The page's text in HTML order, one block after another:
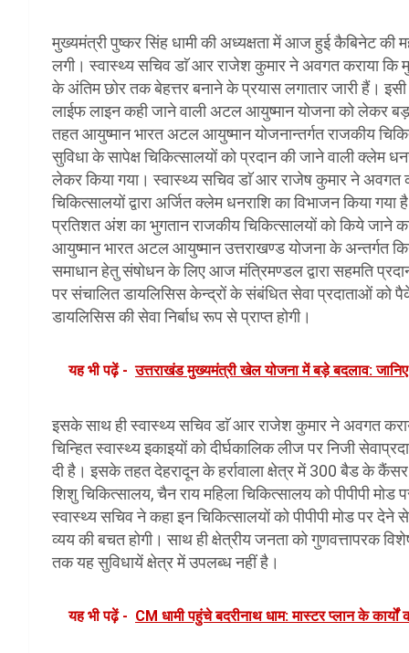
मुख्यमंत्री पुष्कर सिंह धामी की अध्यक्षता में आज हुई कैबिनेट
लगी। स्वास्थ्य सचिव डाॅ आर राजेश कुमार ने अवगत कराया कि
के अंतिम छोर तक बेहत्तर बनाने के प्रयास लगातार जारी
लाईफ लाइन कही जाने वाली अटल आयुष्मान योजना को लेकर
तहत आयुष्मान भारत अटल आयुष्मान योजनान्तर्गत राजकीय
सुविधा के सापेक्ष चिकित्सालयों को प्रदान की जाने वाली
लेकर किया गया। स्वास्थ्य सचिव डाॅ आर राजेष कुमार ने अवगत
चिकित्सालयों द्वारा अर्जित क्लेम धनराशि का विभाजन किया
प्रतिशत अंश का भुगतान राजकीय चिकित्सालयों को किये जाने
आयुष्मान भारत अटल आयुष्मान उत्तराखण्ड योजना के अन्तर्गत
समाधान हेतु संषोधन के लिए आज मंत्रिमण्डल द्वारा सहमति
पर संचालित डायलिसिस केन्द्रों के संबंधित सेवा प्रदाताओं को
डायलिसिस की सेवा निर्बाध रूप से प्राप्त होगी।
यह भी पढ़ें - उत्तराखंड मुख्यमंत्री खेल योजना में बड़े बदलाव: जानिए
इसके साथ ही स्वास्थ्य सचिव डाॅ आर राजेश कुमार ने अवगत
चिन्हित स्वास्थ्य इकाइयों को दीर्घकालिक लीज पर निजी
दी है। इसके तहत देहरादून के हर्रावाला क्षेत्र में 300 बैड के
शिशु चिकित्सालय, चैन राय महिला चिकित्सालय को पीपीपी
स्वास्थ्य सचिव ने कहा इन चिकित्सालयों को पीपीपी मोड पर
व्यय की बचत होगी। साथ ही क्षेत्रीय जनता को गुणवत्तापरक
तक यह सुविधायें क्षेत्र में उपलब्ध नहीं है।
यह भी पढ़ें - CM धामी पहुंचे बदरीनाथ धाम: मास्टर प्लान के